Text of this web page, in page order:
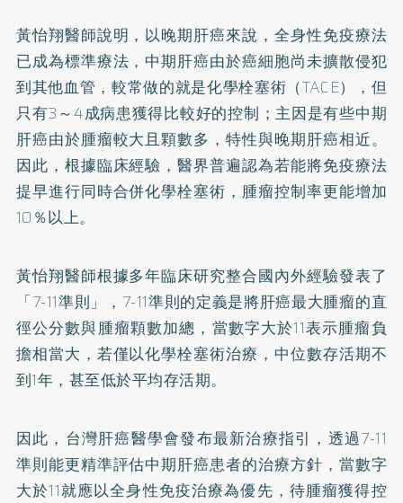
黃怡翔醫師說明，以晚期肝癌來說，全身性免疫療法
已成為標準療法，中期肝癌由於癌細胞尚未擴散侵犯
到其他血管，較常做的就是化學栓塞術（TACE），但
只有3～4成病患獲得比較好的控制；主因是有些中期
肝癌由於腫瘤較大且顆數多，特性與晚期肝癌相近。
因此，根據臨床經驗，醫界普遍認為若能將免疫療法
提早進行同時合併化學栓塞術，腫瘤控制率更能增加
10％以上。
黃怡翔醫師根據多年臨床研究整合國內外經驗發表了
「7-11準則」，7-11準則的定義是將肝癌最大腫瘤的直
徑公分數與腫瘤顆數加總，當數字大於11表示腫瘤負
擔相當大，若僅以化學栓塞術治療，中位數存活期不
到1年，甚至低於平均存活期。
因此，台灣肝癌醫學會發布最新治療指引，透過7-11
準則能更精準評估中期肝癌患者的治療方針，當數字
大於11就應以全身性免疫治療為優先，待腫瘤獲得控